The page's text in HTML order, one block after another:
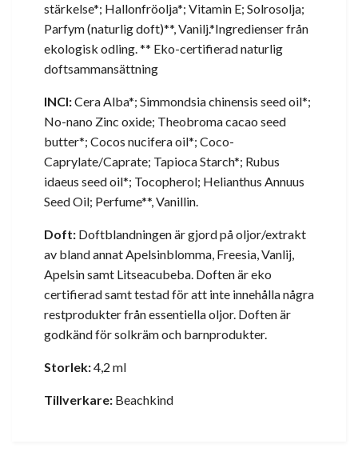
stärkelse*; Hallonfröolja*; Vitamin E; Solrosolja;
Parfym (naturlig doft)**, Vanilj.*Ingredienser från
ekologisk odling. ** Eko-certifierad naturlig
doftsammansättning
INCI:Cera Alba*; Simmondsia chinensis seed oil*;
No-nano Zinc oxide; Theobroma cacao seed
butter*; Cocos nucifera oil*; Coco-
Caprylate/Caprate; Tapioca Starch*; Rubus
idaeus seed oil*; Tocopherol; Helianthus Annuus
Seed Oil; Perfume**, Vanillin.
Doft: Doftblandningen är gjord på oljor/extrakt
av bland annat Apelsinblomma, Freesia, Vanlij,
Apelsin samt Litseacubeba. Doften är eko
certifierad samt testad för att inte innehålla några
restprodukter från essentiella oljor. Doften är
godkänd för solkräm och barnprodukter.
Storlek:4,2 ml
Tillverkare: Beachkind